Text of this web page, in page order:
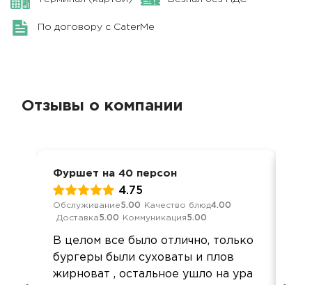
По договору с CaterMe
Отзывы о компании
Фуршет на 40 персон
4.75
Обслуживание5.00 Качество блюд4.00
Доставка5.00 Коммуникация5.00
В целом все было отлично, только
бургеры были суховаты и плов
жирноват , остальное ушло на ура